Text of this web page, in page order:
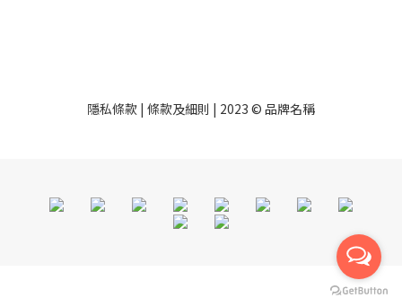
立即購買
隱私條款 | 條款及細則 | 2023 © 品牌名稱